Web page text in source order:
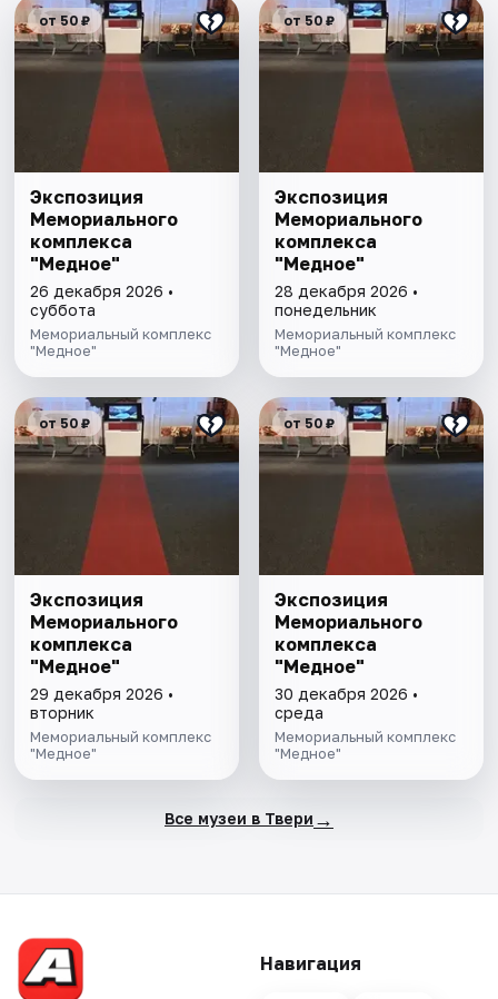
от 50 ₽
Экспозиция
Мемориального
комплекса
"Медное"
26 декабря 2026 •
суббота
Мемориальный комплекс
"Медное"
от 50 ₽
Экспозиция
Мемориального
комплекса
"Медное"
28 декабря 2026 •
понедельник
Мемориальный комплекс
"Медное"
от 50 ₽
Экспозиция
Мемориального
комплекса
"Медное"
29 декабря 2026 •
вторник
Мемориальный комплекс
"Медное"
от 50 ₽
Экспозиция
Мемориального
комплекса
"Медное"
30 декабря 2026 •
среда
Мемориальный комплекс
"Медное"
Все музеи в Твери →
Навигация